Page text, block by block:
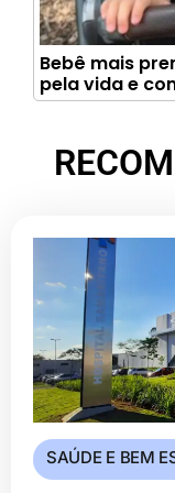
Bebê mais
pela vida e
SAÚDE E BEM